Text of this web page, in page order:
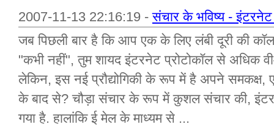
2007-11-13 22:16:19 -संचार के भविष्य -
जब पिछली बार है कि आप एक के लिए लंबी दूरी की
"कभी नहीं", तुम शायद इंटरनेट प्रोटोकॉल से अधिक
लेकिन, इस नई प्रौद्योगिकी के रूप में है अपने समकक्ष,
के बाद से? चौड़ा संचार के रूप में कुशल संचार की,
गया है. हालांकि ई मेल के माध्यम से ...